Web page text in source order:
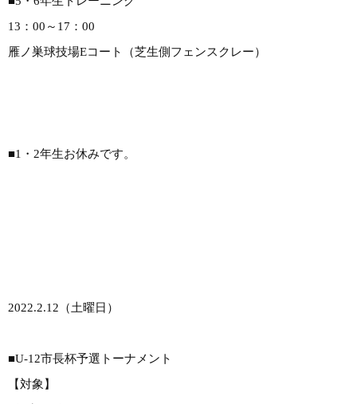
13：00～17：00
雁ノ巣球技場Eコート（芝生側フェンスクレー）
■1・2年生お休みです。
2022.2.12（土曜日）
■U-12市長杯予選トーナメント
【対象】